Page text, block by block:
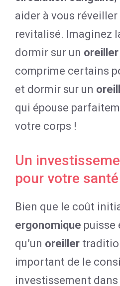
aider à vous
revitalisé. Imaginez
dormir sur un oreiller
comprime certains
et dormir sur un
qui épouse
votre corps !
Un
pour votre santé
Bien que le coût
ergonomique puisse
qu’un oreiller
important de le
investissement